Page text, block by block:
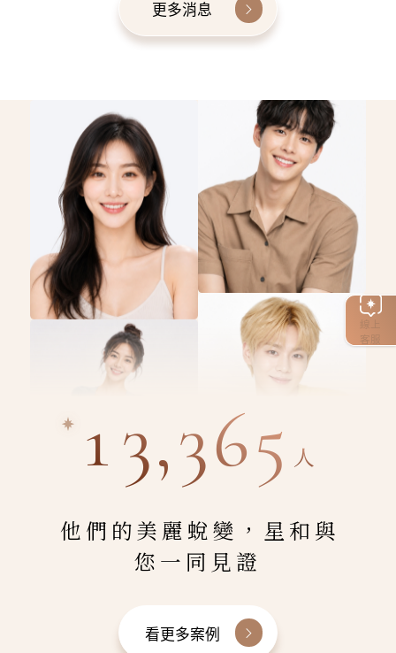
線上
客服
更多消息
13,365 人
他們的美麗蛻變，星和與
您一同見證
看更多案例